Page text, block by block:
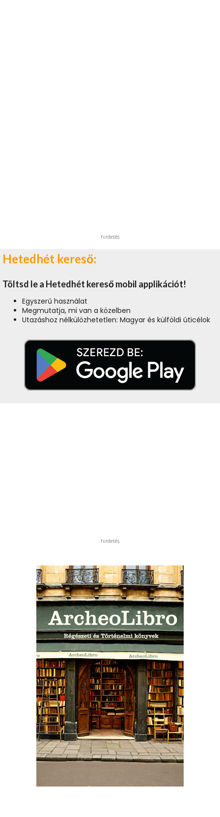
hirdetés
Hetedhét kereső:
Töltsd le a Hetedhét kereső mobil applikációt!
Egyszerű használat
Megmutatja, mi van a közelben
Utazáshoz nélkülözhetetlen: Magyar és külföldi úticélok
hirdetés